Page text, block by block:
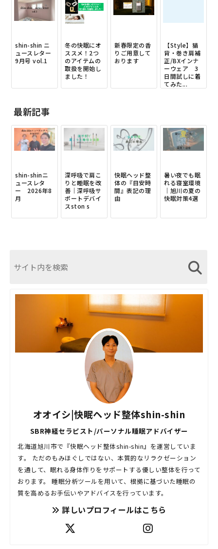
shin-shin ニ
ュースレター
9月号 vol.1
冬の快眠にオ
ススメ！2つ
のアイテムの
取扱を開始し
ました！
新春限定の香
りご用意して
おります
【Style】猫
背・巻き肩補
正/BXインナ
ーウェア 3
日間試しに着
てみた...
最新記事
shin-shinニ
ュースレタ
ー 2026年8
月
深呼吸で肩こ
りと睡眠を改
善｜深呼吸サ
ポートデバイ
スston s
快眠ヘッド整
体の『目安時
間』表記の理
由
暑い夜でも眠
れる寝室環境
｜旭川の夏の
快眠対策4選
オオイシ|快眠ヘッド整体shin-shin
SBR神経セラピスト/パーソナル睡眠アドバイザー
北海道旭川市で『快眠ヘッド整体shin-shin』を運営していま
す。 ただのもみほぐしではない、本質的なリラクゼーション
を通して、眠れる身体作りをサポートする優しい整体を行って
おります。 睡眠分析ツールを用いて、根拠に基づいた睡眠の
質を高めるお手伝いやアドバイスを行っています。
詳しいプロフィールはこちら